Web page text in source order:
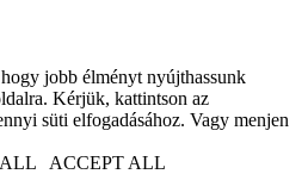
jobb élményt nyújthassunk
Kérjük, kattintson az
süti elfogadásához. Vagy menjen
ACCEPT ALL